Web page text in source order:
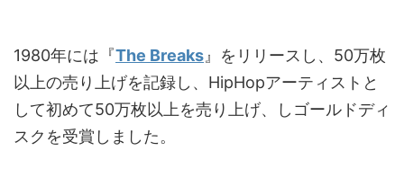
1980年には『The Breaks』をリリースし、50万枚
以上の売り上げを記録し、 HipHopアーティストと
して初めて50万枚以上を売り上げ、しゴールドディ
スクを受賞しました。